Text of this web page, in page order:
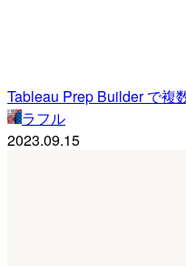
Tableau Prep Builder で複
ラフル
2023.09.15